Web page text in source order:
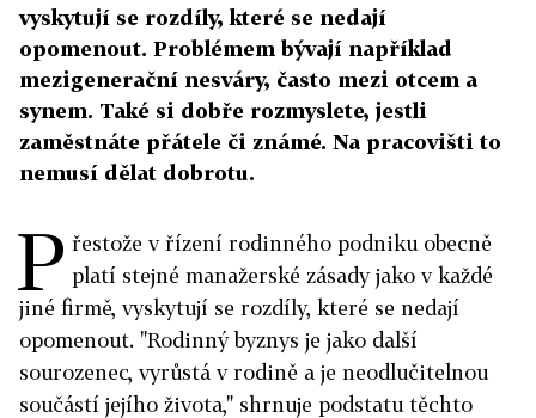
vyskytují se rozdíly, které se nedají
opomenout. Problémem bývají například
mezigenerační nesváry, často mezi otcem a
synem. Také si dobře rozmyslete, jestli
zaměstnáte přátele či známé. Na pracovišti to
nemusí dělat dobrotu.
P řestože v řízení rodinného podniku obecně
platí stejné manažerské zásady jako v každé
jiné firmě, vyskytují se rozdíly, které se nedají
opomenout. "Rodinný byznys je jako další
sourozenec, vyrůstá v rodině a je neodlučitelnou
součástí jejího života," shrnuje podstatu těchto